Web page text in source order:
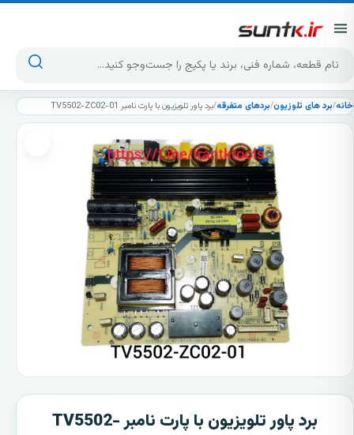
جست‌وجوی محصولات
خانه/برد های تلوزیون/بردهای متفرقه/برد پاور تلویزیون با پارت نامبر TV5502-ZC02-01
برد پاور تلویزیون با پارت نامبر TV5502-